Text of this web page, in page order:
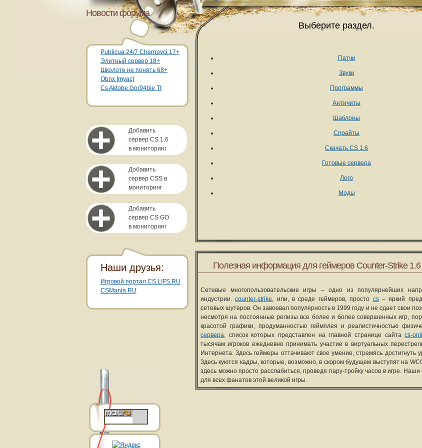
Новости форума
Publicua 24/7 Chernovci 17+
Элитный сервер 18+
Школоте не понять 68+
Obnx [myac]
Cs Aktobe Gor94bie Tt
Добавить
сервер CS 1.6
в мониторинг
Добавить
сервер CSS в
мониторинг
Добавить
сервер CS GO
в мониторинг
Выберите раздел.
Патчи
Звуки
Программы
Античиты
Шаблоны
Спрайты
Скачать CS 1.6
Готовые сервера
Лого
Моды
Полезная информация для геймеров Counter-Strike 1.6
Сетевые многопользовательские игры – одно из популярнейших
индустрии.counter-strike, или, в среде геймеров, просто cs– яркий
сетевых шутеров. Он завоевал популярность в 1999 году и не сдает свои
несмотря на постоянные релизы все более и более совершенных игр,
красотой графики, продуманностью геймплея и реалистичностью
сервера, список которых представлен на главной странице сайтаcs-
тысячам игроков ежедневно принимать участие в виртуальных
Интернета. Здесь геймеры оттачивают свое умение, стремясь достигнуть
Здесь куются кадры, которые, возможно, в скором будущем выступят на
здесь можно просто расслабиться, проведя пару-тройку часов в игре.
для всех фанатов этой великой игры.
Наши друзья:
Игровой портал CS.LIFS.RU
CSMania.RU